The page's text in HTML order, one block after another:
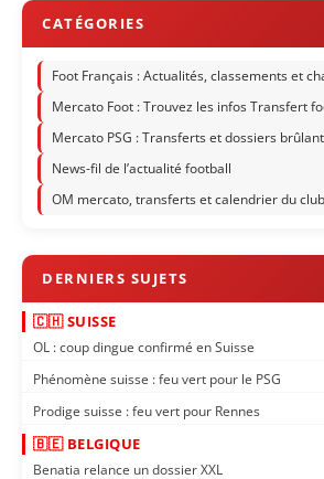
Foot Français : Actualités, classements et
Mercato Foot : Trouvez les infos Transfert
Mercato PSG : Transferts et dossiers
News-fil de l’actualité football
OM mercato, transferts et calendrier du
🇨🇭 SUISSE
OL : coup dingue confirmé en Suisse
Phénomène suisse : feu vert pour le PSG
Prodige suisse : feu vert pour Rennes
🇧🇪 BELGIQUE
Benatia relance un dossier XXL